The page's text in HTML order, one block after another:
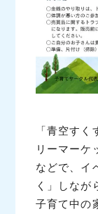
「青空す
リーマーケ
などで、イ
く」しなが
子育て中の